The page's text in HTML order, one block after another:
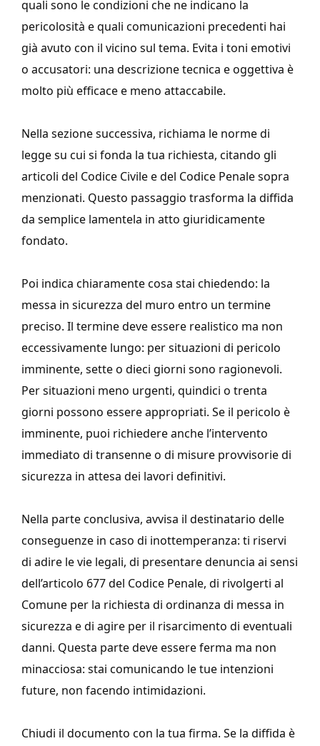
quali sono le condizioni che ne indicano la
pericolosità e quali comunicazioni precedenti hai
già avuto con il vicino sul tema. Evita i toni emotivi
o accusatori: una descrizione tecnica e oggettiva è
molto più efficace e meno attaccabile.
Nella sezione successiva, richiama le norme di
legge su cui si fonda la tua richiesta, citando gli
articoli del Codice Civile e del Codice Penale sopra
menzionati. Questo passaggio trasforma la diffida
da semplice lamentela in atto giuridicamente
fondato.
Poi indica chiaramente cosa stai chiedendo: la
messa in sicurezza del muro entro un termine
preciso. Il termine deve essere realistico ma non
eccessivamente lungo: per situazioni di pericolo
imminente, sette o dieci giorni sono ragionevoli.
Per situazioni meno urgenti, quindici o trenta
giorni possono essere appropriati. Se il pericolo è
imminente, puoi richiedere anche l’intervento
immediato di transenne o di misure provvisorie di
sicurezza in attesa dei lavori definitivi.
Nella parte conclusiva, avvisa il destinatario delle
conseguenze in caso di inottemperanza: ti riservi
di adire le vie legali, di presentare denuncia ai sensi
dell’articolo 677 del Codice Penale, di rivolgerti al
Comune per la richiesta di ordinanza di messa in
sicurezza e di agire per il risarcimento di eventuali
danni. Questa parte deve essere ferma ma non
minacciosa: stai comunicando le tue intenzioni
future, non facendo intimidazioni.
Chiudi il documento con la tua firma. Se la diffida è